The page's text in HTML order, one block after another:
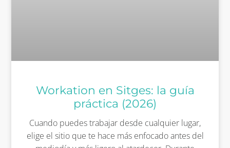
Workation en Sitges: la guía
práctica (2026)
Cuando puedes trabajar desde cualquier lugar,
elige el sitio que te hace más enfocado antes del